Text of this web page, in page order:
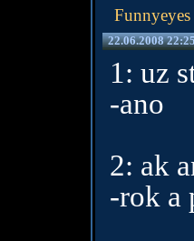
Funnyeyes
22.06.2008
1: uz
-ano
2: ak
-rok a